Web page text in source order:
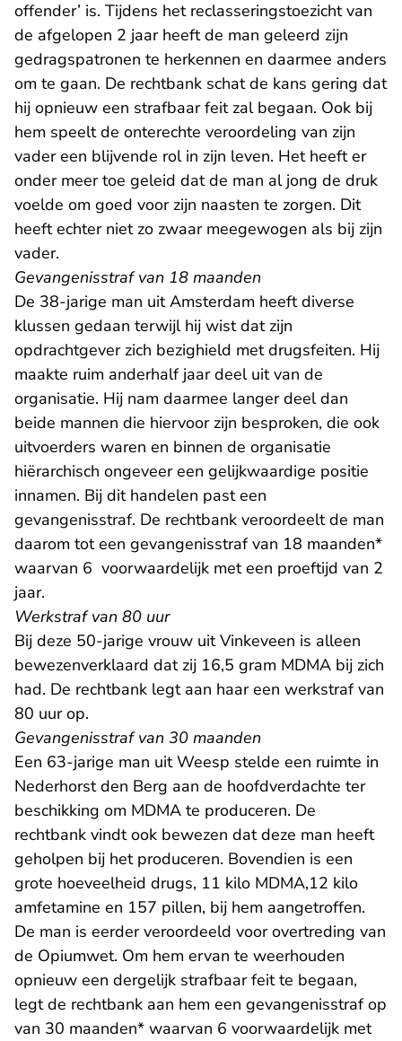
offender’ is. Tijdens het reclasseringstoezicht van
de afgelopen 2 jaar heeft de man geleerd zijn
gedragspatronen te herkennen en daarmee anders
om te gaan. De rechtbank schat de kans gering dat
hij opnieuw een strafbaar feit zal begaan. Ook bij
hem speelt de onterechte veroordeling van zijn
vader een blijvende rol in zijn leven. Het heeft er
onder meer toe geleid dat de man al jong de druk
voelde om goed voor zijn naasten te zorgen. Dit
heeft echter niet zo zwaar meegewogen als bij zijn
vader.
Gevangenisstraf van 18 maanden
De 38-jarige man uit Amsterdam heeft diverse
klussen gedaan terwijl hij wist dat zijn
opdrachtgever zich bezighield met drugsfeiten. Hij
maakte ruim anderhalf jaar deel uit van de
organisatie. Hij nam daarmee langer deel dan
beide mannen die hiervoor zijn besproken, die ook
uitvoerders waren en binnen de organisatie
hiërarchisch ongeveer een gelijkwaardige positie
innamen. Bij dit handelen past een
gevangenisstraf. De rechtbank veroordeelt de man
daarom tot een gevangenisstraf van 18 maanden*
waarvan 6 voorwaardelijk met een proeftijd van 2
jaar.
Werkstraf van 80 uur
Bij deze 50-jarige vrouw uit Vinkeveen is alleen
bewezenverklaard dat zij 16,5 gram MDMA bij zich
had. De rechtbank legt aan haar een werkstraf van
80 uur op.
Gevangenisstraf van 30 maanden
Een 63-jarige man uit Weesp stelde een ruimte in
Nederhorst den Berg aan de hoofdverdachte ter
beschikking om MDMA te produceren. De
rechtbank vindt ook bewezen dat deze man heeft
geholpen bij het produceren. Bovendien is een
grote hoeveelheid drugs, 11 kilo MDMA,12 kilo
amfetamine en 157 pillen, bij hem aangetroffen.
De man is eerder veroordeeld voor overtreding van
de Opiumwet. Om hem ervan te weerhouden
opnieuw een dergelijk strafbaar feit te begaan,
legt de rechtbank aan hem een gevangenisstraf op
van 30 maanden* waarvan 6 voorwaardelijk met